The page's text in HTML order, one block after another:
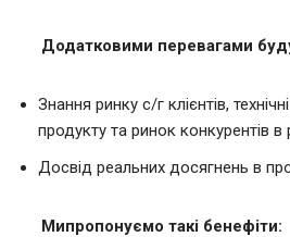
Додатковими перевагами
Знання ринку с/г клієнтів,
продукту та ринок конкурентів в
Досвід реальних досягнень в
Мипропонуємо такі бенефіти: